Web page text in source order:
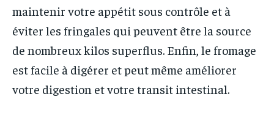
maintenir votre appétit sous contrôle et à
éviter les fringales qui peuvent être la source
de nombreux kilos superflus. Enfin, le fromage
est facile à digérer et peut même améliorer
votre digestion et votre transit intestinal.